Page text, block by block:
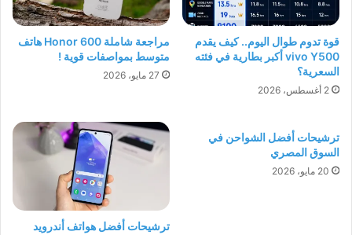
قوة تدوم طوال اليوم.. كيف يقدم
vivo Y500 أكبر بطارية في فئته
السعرية؟
2 أغسطس، 2026
مراجعة شاملة Honor 600 هاتف
متوسط بمواصفات قوية !
27 مايو، 2026
ترشيحات أفضل الشواحن في
السوق المصري
20 مايو، 2026
ترشيحات أفضل هواتف أندرويد